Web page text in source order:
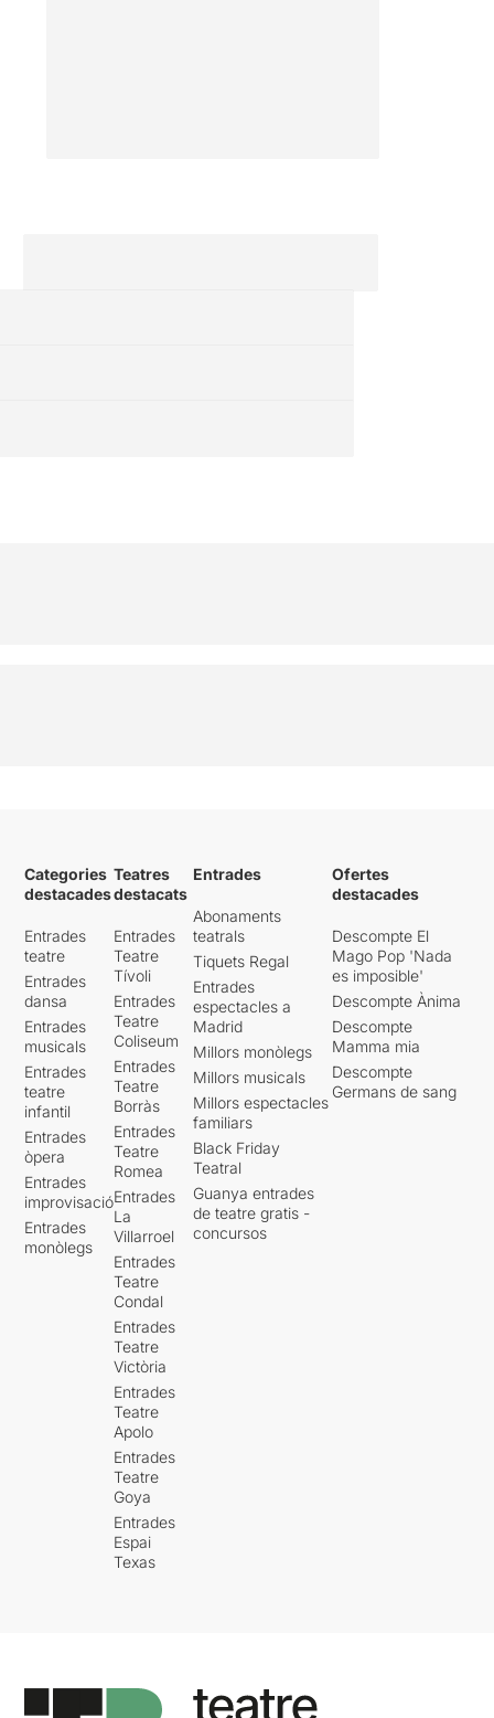
Categories
destacades
Entrades
teatre
Entrades
dansa
Entrades
musicals
Entrades
teatre
infantil
Entrades
òpera
Entrades
improvisació
Entrades
monòlegs
Teatres
destacats
Entrades
Teatre
Tívoli
Entrades
Teatre
Coliseum
Entrades
Teatre
Borràs
Entrades
Teatre
Romea
Entrades
La
Villarroel
Entrades
Teatre
Condal
Entrades
Teatre
Victòria
Entrades
Teatre
Apolo
Entrades
Teatre
Goya
Entrades
Espai
Texas
Entrades
Abonaments
teatrals
Tiquets Regal
Entrades
espectacles a
Madrid
Millors monòlegs
Millors musicals
Millors espectacles
familiars
Black Friday
Teatral
Guanya entrades
de teatre gratis -
concursos
Ofertes
destacades
Descompte El
Mago Pop 'Nada
es imposible'
Descompte Ànima
Descompte
Mamma mia
Descompte
Germans de sang